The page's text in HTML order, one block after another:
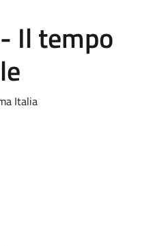
Il tempo
Italia